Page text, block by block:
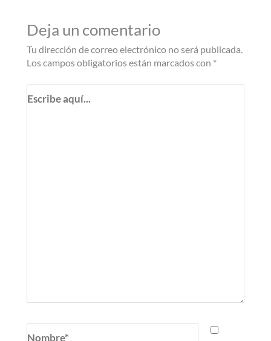
Deja un comentario
Tu dirección de correo electrónico no será publicada.
Los campos obligatorios están marcados con *
aquí...